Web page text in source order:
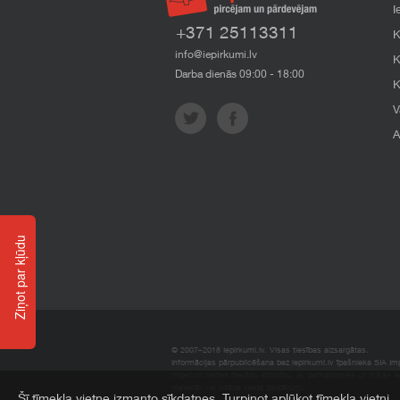
+371 25113311
info@iepirkumi.lv
Darba dienās 09:00 - 18:00
© 2007–2018 Iepirkumi.lv. Visas tiesības aizsargātas.
Informācijas pārpublicēšana bez iepirkumi.lv īpašnieka SIA
Ziņot par kļūdu